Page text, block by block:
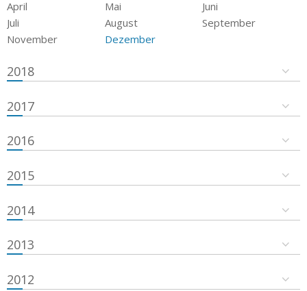
April
Mai
Juni
Juli
August
September
November
Dezember
2018
2017
2016
2015
2014
2013
2012